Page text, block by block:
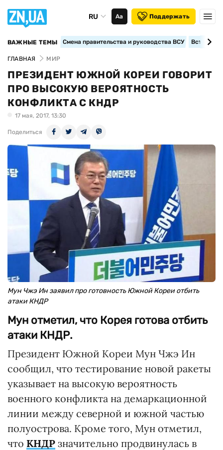
RU Аа Поддержать
ВАЖНЫЕ ТЕМЫ Смена правительства и руководства ВСУ
ГЛАВНАЯ МИР
ПРЕЗИДЕНТ ЮЖНОЙ КОРЕИ ГОВОРИТ
ПРО ВЫСОКУЮ ВЕРОЯТНОСТЬ
КОНФЛИКТА С КНДР
17 мая, 2017, 13:30
Поделиться
Мун Чжэ Ин заявил про готовность Южной Кореи отбить
атаки КНДР
Мун отметил, что Корея готова отбить
атаки КНДР.
Президент Южной Кореи Мун Чжэ Ин
сообщил, что тестирование новой ракеты
указывает на высокую вероятность
военного конфликта на демаркационной
линии между северной и южной частью
полуострова. Кроме того, Мун отметил,
что КНДР значительно продвинулась в